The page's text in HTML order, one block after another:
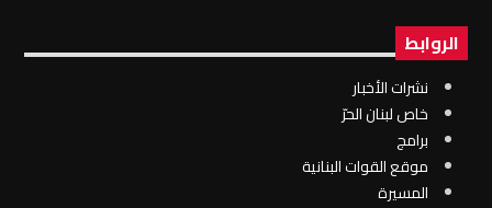
الروابط
نشرات الأخبار
خاص لبنان الحرّ
برامج
موقع القوات البنانية
المسيرة